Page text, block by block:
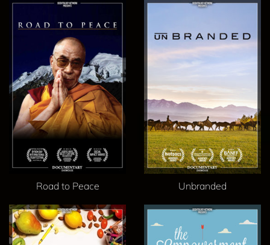
Road to Peace Unbranded